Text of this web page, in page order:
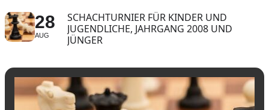
28
AUG
SCHACHTURNIER FÜR KINDER UND
JUGENDLICHE, JAHRGANG 2008 UND
JÜNGER